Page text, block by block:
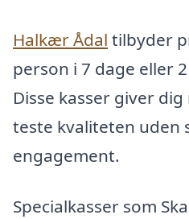
Halkær Ådal tilbyder
person i 7 dage eller
Disse kasser giver
teste kvaliteten uden
engagement.
Specialkasser som